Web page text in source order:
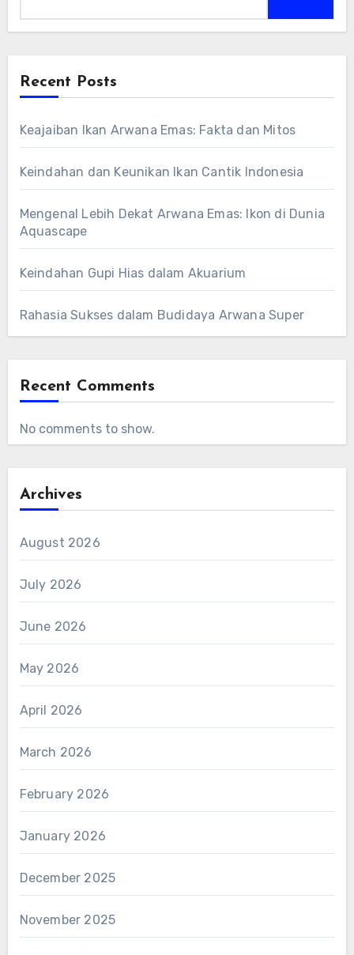
Recent Posts
Keajaiban Ikan Arwana Emas: Fakta dan Mitos
Keindahan dan Keunikan Ikan Cantik Indonesia
Mengenal Lebih Dekat Arwana Emas: Ikon di Dunia
Aquascape
Keindahan Gupi Hias dalam Akuarium
Rahasia Sukses dalam Budidaya Arwana Super
Recent Comments
No comments to show.
Archives
August 2026
July 2026
June 2026
May 2026
April 2026
March 2026
February 2026
January 2026
December 2025
November 2025